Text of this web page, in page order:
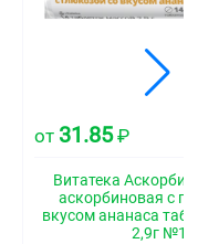
от 31.85₽
Витатека
аскорбиновая с
вкусом ананаса
2,9г №14